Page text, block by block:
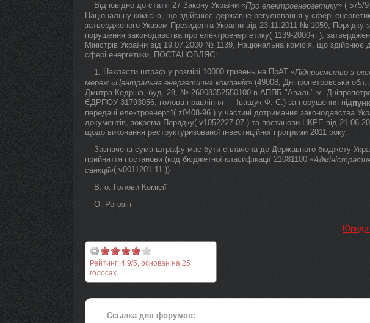
Відповідно до статті 27 Закону України «Про електроенергетику» ( 575/
Національну комісію, що здійснює державне регулювання у сфері
затвердженого Указом Президента України від 23.11.2011 № 1059, Порядку
порушення законодавства про електроенергетику( 1139-2000-п ),
Міністрів України від 19.07.2000 № 1139, Національна комісія, що
сфері енергетики, ПОСТАНОВЛЯЄ:
1. Накласти штраф у розмірі 10000 гривень на ПрАТ «Підприємство з
мереж «Центральна енергетична компанія» (49008, Дніпропетровська
Дмитра Кедріна, буд. 28, № 26008352550100 в АППБ "Аваль" м.
ЄДРПОУ 31793056, голова правління — Іващук Ф. С.) за порушення під
передачі електроенергії( z0408-96 ) у частині дотримання законодавства
документів, зокрема Порядку( v1052227-07 ) та постанови НКРЕ від
щодо виконання реструктуризованої інвестиційної програми 2011 року.
Зазначена сума штрафу має бути сплачена до Державного бюджету
прийняття постанови (код бюджетної класифікації 21081100 «
санкції»( v0011201-11 )).
В. о. Голови Комісії
О. Рогозін
Рейтинг: 4.9/5, основан на 25
голосах.
Ссылка для форумов: